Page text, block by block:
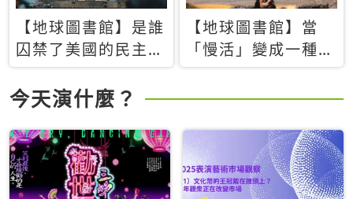
【地球圖書館】是誰
囚禁了美國的民主？
當民主威脅到特權，
經濟學家長達半世紀
的反撲計畫
【地球圖書館】當
「慢活」變成一種商
品：社群時代，資本
主義如何包裝你的休
今天演什麼？